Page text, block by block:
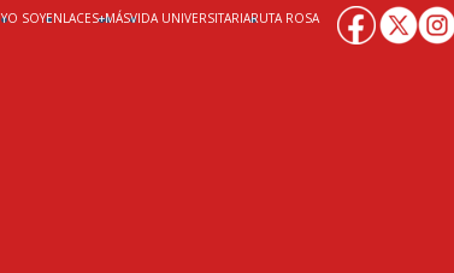
YO SOYENLACES+MÁSVIDA UNIVERSITARIARUTA ROSA